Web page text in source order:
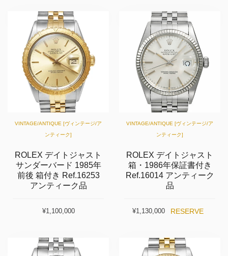
VINTAGE/ANTIQUE [ヴィンテージ/ア
ンティーク]
ROLEX デイトジャスト
サンダーバード 1985年
前後 箱付き Ref.16253
アンティーク品
¥1,100,000
VINTAGE/ANTIQUE [ヴィンテージ/ア
ンティーク]
ROLEX デイトジャスト
箱・1986年保証書付き
Ref.16014 アンティーク
品
¥1,130,000 RESERVE